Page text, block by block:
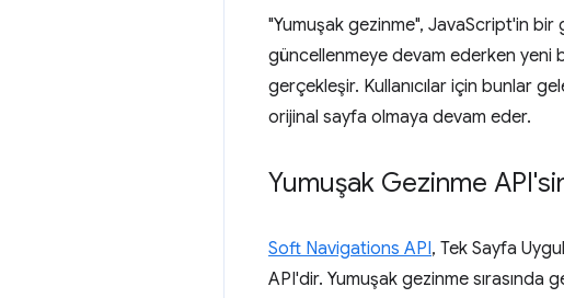
"Yumuşak gezinme", JavaScript'in bir
güncellenmeye devam ederken yeni
gerçekleşir. Kullanıcılar için bunlar
orijinal sayfa olmaya devam eder.
Yumuşak Gezinme
Soft Navigations API, Tek Sayfa
API'dir. Yumuşak gezinme